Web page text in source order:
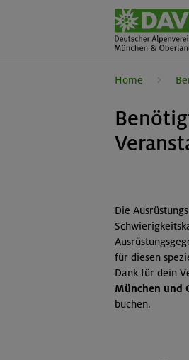
Home
Die
für diesen
Dank für dein
München und
buchen.